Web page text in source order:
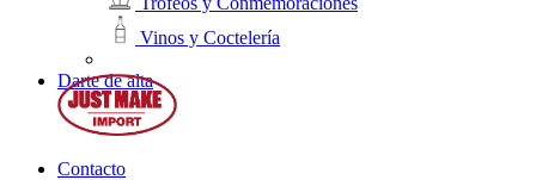
Vinos y Coctelería
Darte de alta
Contacto